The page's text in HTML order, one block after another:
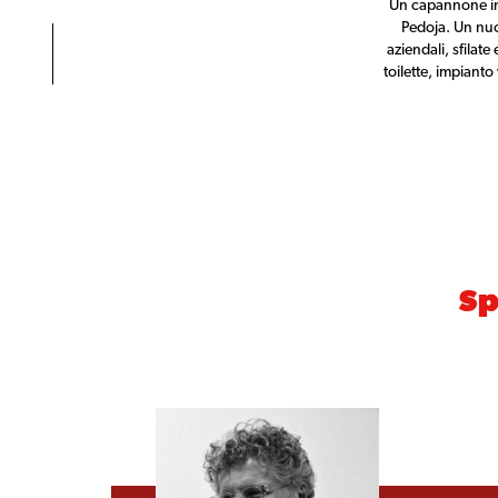
Un capannone
Pedoja. Un